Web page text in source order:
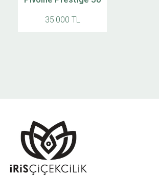
35.000 TL